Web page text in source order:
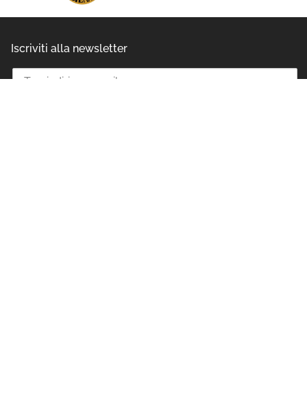
Iscriviti alla newsletter